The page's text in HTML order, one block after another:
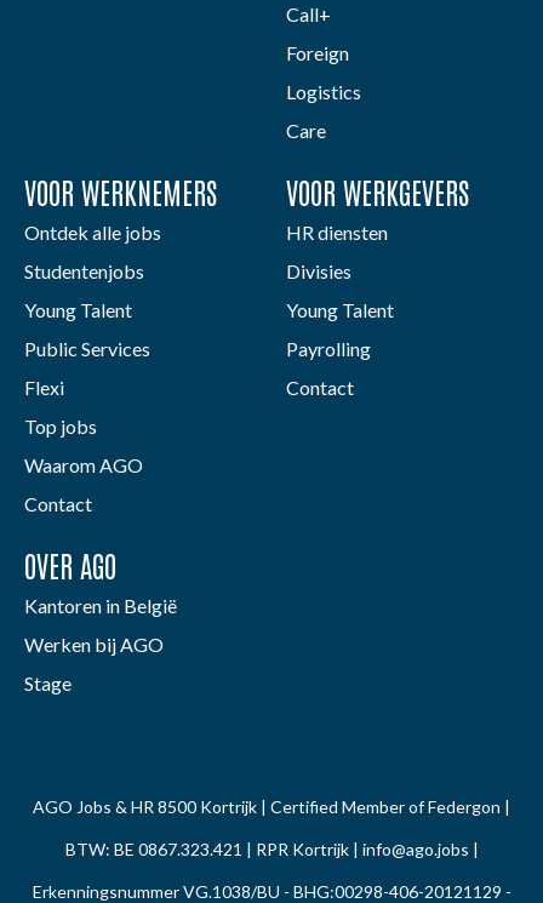
Call+
Foreign
Logistics
Care
VOOR WERKNEMERS
Ontdek alle jobs
Studentenjobs
Young Talent
Public Services
Flexi
Top jobs
Waarom AGO
Contact
VOOR WERKGEVERS
HR diensten
Divisies
Young Talent
Payrolling
Contact
OVER AGO
Kantoren in België
Werken bij AGO
Stage
AGO Jobs & HR 8500 Kortrijk | Certified Member of Federgon |
BTW: BE 0867.323.421 | RPR Kortrijk | info@ago.jobs |
Erkenningsnummer VG.1038/BU - BHG:00298-406-20121129 -